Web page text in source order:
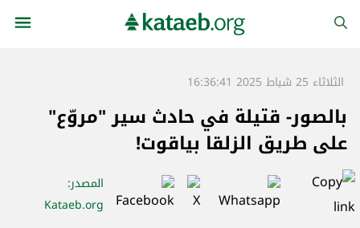
الثلاثاء 25 شباط 2025 16:36:41
بالصور- قتيلة في حادث سير "مروّع"
على طريق الزلقا بياقوت!
المصدر:
Kataeb.org